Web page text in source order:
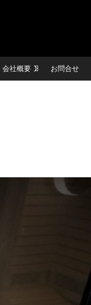
会社概要 お問合せ